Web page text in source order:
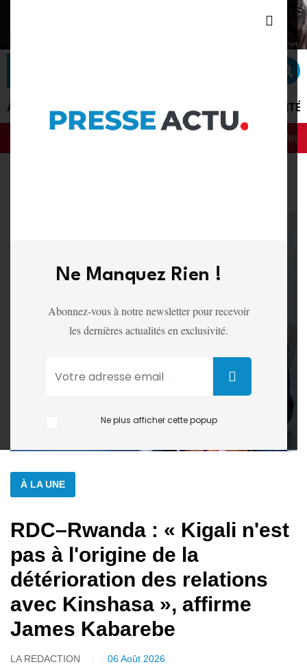
Ne Manquez Rien !
Abonnez-vous à notre newsletter pour recevoir
les dernières actualités en exclusivité.
Ne plus afficher cette popup
À LA UNE ACTU PLUS ACTUALITÉ POLITIQUE SÉCURITÉ
le gouvernement dévoile sa feuille de route numérique et sa
À LA UNE
RDC–Rwanda : « Kigali n'est
pas à l'origine de la
détérioration des relations
avec Kinshasa », affirme
James Kabarebe
LA REDACTION 06 Août 2026